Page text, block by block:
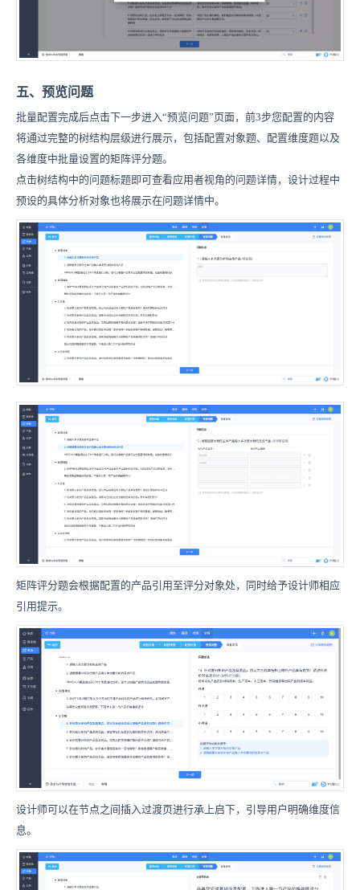
五、预览问题
批量配置完成后点击下一步进入“预览问题”页面，前3步您配置的内容
将通过完整的树结构层级进行展示，包括配置对象题、配置维度题以及
各维度中批量设置的矩阵评分题。
点击树结构中的问题标题即可查看应用者视角的问题详情，设计过程中
预设的具体分析对象也将展示在问题详情中。
矩阵评分题会根据配置的产品引用至评分对象处，同时给予设计师相应
引用提示。
设计师可以在节点之间插入过渡页进行承上启下，引导用户明确维度信
息。